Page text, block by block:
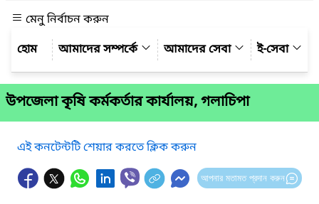
মেনু নির্বাচন করুন
আমাদের সম্পর্কে
আমাদের সেবা ই-সেবা
উপজেলা কৃষি কর্মকর্তার কার্যালয়, গলাচিপা
এই কনটেন্টটি শেয়ার করতে ক্লিক করুন
আপনার মতামত প্রদান করুন